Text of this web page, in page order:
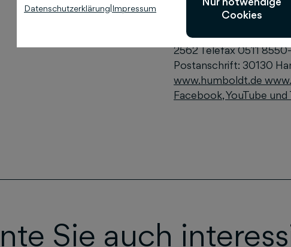
Ansprechpartnerin für
2562 Telefax 0511
Postanschrift: 30130
www.humboldt.de
Facebook,YouTube und
Sie auch
Datenschutzerklärung Impressum
Cookies